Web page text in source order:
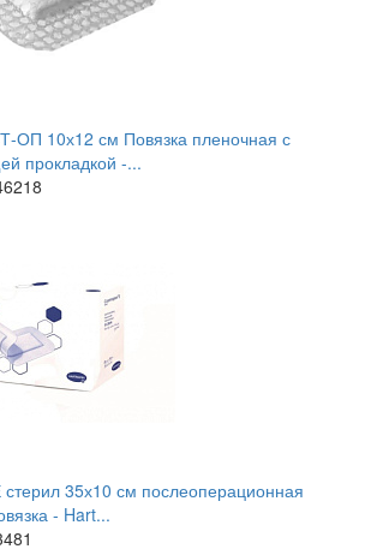
10х12 см Повязка пленочная с
прокладкой -...
35х10 см послеоперационная
- Hart...